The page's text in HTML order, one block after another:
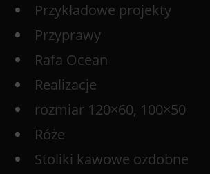
Przykładowe projekty
Przyprawy
Rafa Ocean
Realizacje
rozmiar 120×60, 100×50
Róże
Stoliki kawowe ozdobne